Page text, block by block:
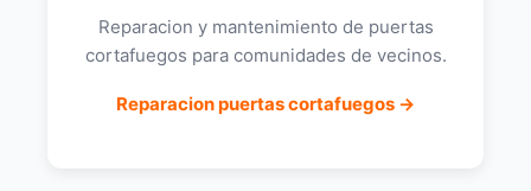
Reparacion y mantenimiento de puertas
cortafuegos para comunidades de vecinos.
Reparacion puertas cortafuegos →